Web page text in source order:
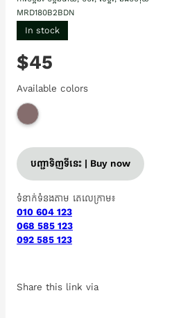
MRD180B2BDN
In stock
$45
Available colors
បញ្ជាទិញទីនេះ | Buy now
ទំនាក់ទំនងតាម តេលេក្រាម៖
010 604 123
068 585 123
092 585 123
Share this link via